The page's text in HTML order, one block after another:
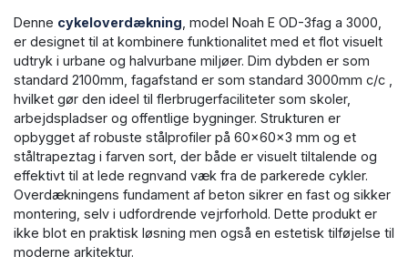
Denne cykeloverdækning , model Noah E OD-3fag a 3000,
er designet til at kombinere funktionalitet med et flot visuelt
udtryk i urbane og halvurbane miljøer. Dim dybden er som
standard 2100mm, fagafstand er som standard 3000mm c/c ,
hvilket gør den ideel til flerbrugerfaciliteter som skoler,
arbejdspladser og offentlige bygninger. Strukturen er
opbygget af robuste stålprofiler på 60x60x3 mm og et
ståltrapeztag i farven sort, der både er visuelt tiltalende og
effektivt til at lede regnvand væk fra de parkerede cykler.
Overdækningens fundament af beton sikrer en fast og sikker
montering, selv i udfordrende vejrforhold. Dette produkt er
ikke blot en praktisk løsning men også en estetisk tilføjelse til
moderne arkitektur.